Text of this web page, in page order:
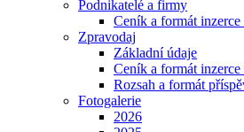
Podnikatelé a firmy
Ceník a formát inzerce
Zpravodaj
Základní údaje
Ceník a formát
Rozsah a formát
Fotogalerie
2026